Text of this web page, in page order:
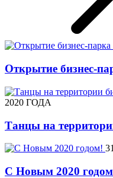
Открытие бизнес-
2020 ГОДА
Танцы на
С Новым 2020